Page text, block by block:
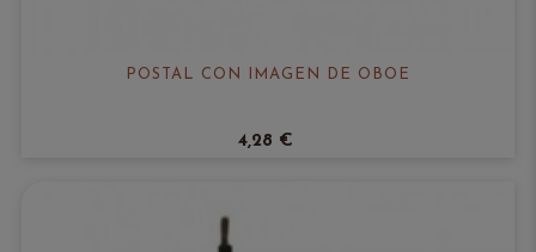
POSTAL CON IMAGEN DE OBOE
4,28 €